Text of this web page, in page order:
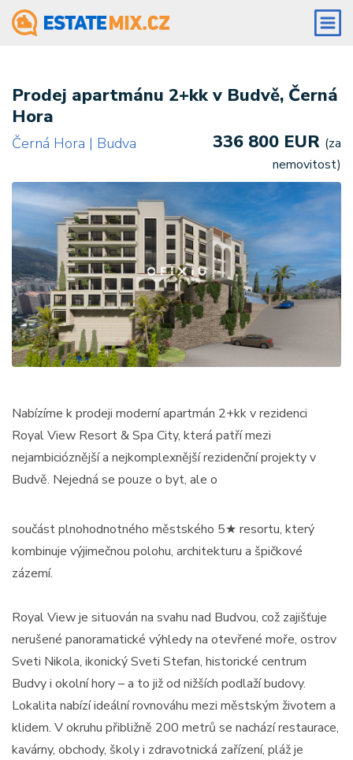
Prodej apartmánu 2+kk v Budvě, Černá
Hora
Černá Hora | Budva 336 800 EUR (za
nemovitost)
Nabízíme k prodeji moderní apartmán 2+kk v rezidenci
Royal View Resort & Spa City, která patří mezi
nejambicióznější a nejkomplexnější rezidenční projekty v
Budvě. Nejedná se pouze o byt, ale o
součást plnohodnotného městského 5★ resortu, který
kombinuje výjimečnou polohu, architekturu a špičkové
zázemí.
Royal View je situován na svahu nad Budvou, což zajišťuje
nerušené panoramatické výhledy na otevřené moře, ostrov
Sveti Nikola, ikonický Sveti Stefan, historické centrum
Budvy i okolní hory – a to již od nižších podlaží budovy.
Lokalita nabízí ideální rovnováhu mezi městským životem a
klidem. V okruhu přibližně 200 metrů se nachází restaurace,
kavárny, obchody, školy i zdravotnická zařízení, pláž je